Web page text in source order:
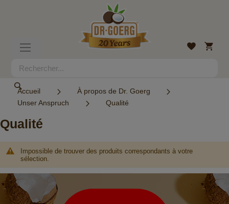
navigation
Rechercher
Liste
Mon
panier
Accueil
À propos de Dr. Goerg
Unser Anspruch
Qualité
Qualité
Impossible de trouver des produits correspondants à votre
sélection.
Lettre
d’information